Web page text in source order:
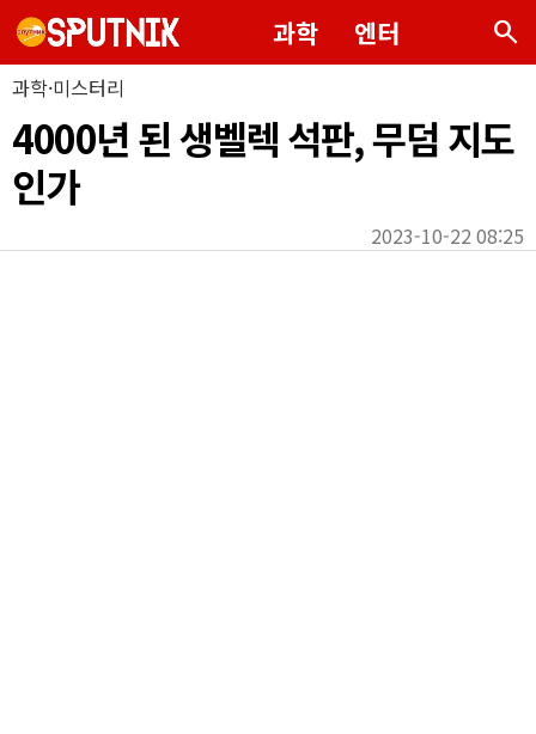
과학 엔터 search
과학·미스터리
4000년 된 생벨렉 석판, 무덤 지도
인가
2023-10-22 08:25